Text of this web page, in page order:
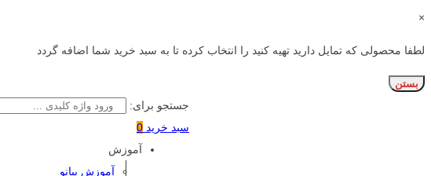
×
لطفا محصولی که تمایل دارید تهیه کنید را انتخاب کرده تا به سبد خرید شما اضافه گردد
بستن
جستجو برای:
سبد خرید 0
آموزش
آموزش پیانو